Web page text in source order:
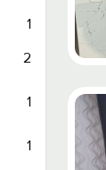
1
2
1
1